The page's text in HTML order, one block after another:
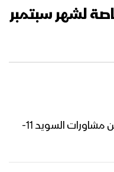
لشهر سبتمبر
الملف الإنساني غائب عن مشاورات السويد 11-